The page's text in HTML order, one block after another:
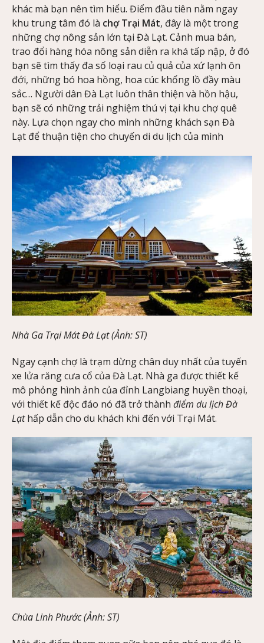
khác mà bạn nên tìm hiểu. Điểm đầu tiên nằm ngay
khu trung tâm đó là chợ Trại Mát, đây là một trong
những chợ nông sản lớn tại Đà Lạt. Cảnh mua bán,
trao đổi hàng hóa nông sản diễn ra khá tấp nập, ở đó
bạn sẽ tìm thấy đa số loại rau củ quả của xứ lạnh ôn
đới, những bó hoa hồng, hoa cúc khổng lồ đầy màu
sắc… Người dân Đà Lạt luôn thân thiện và hồn hậu,
bạn sẽ có những trải nghiệm thú vị tại khu chợ quê
này. Lựa chọn ngay cho mình những khách sạn Đà
Lạt để thuận tiện cho chuyến di du lịch của mình
Nhà Ga Trại Mát Đà Lạt (Ảnh: ST)
Ngay cạnh chợ là trạm dừng chân duy nhất của tuyến
xe lửa răng cưa cổ của Đà Lạt. Nhà ga được thiết kế
mô phỏng hình ảnh của đỉnh Langbiang huyền thoại,
với thiết kế độc đáo nó đã trở thành điểm du lịch Đà
Lạthấp dẫn cho du khách khi đến với Trại Mát.
Chùa Linh Phước (Ảnh: ST)